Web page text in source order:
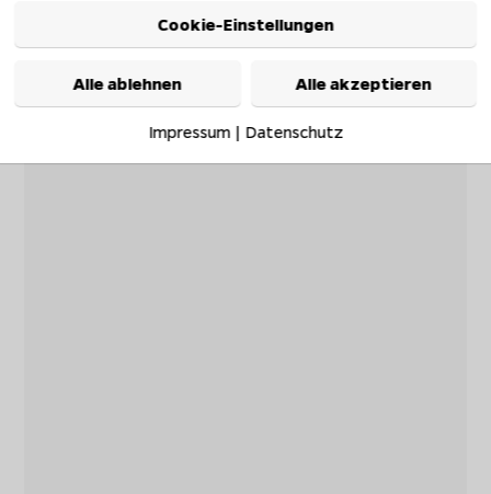
Cookie-Einstellungen
Alle ablehnen Alle akzeptieren
Impressum| Datenschutz